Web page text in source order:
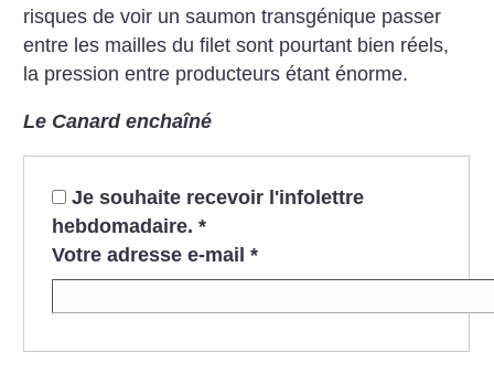
risques de voir un saumon transgénique passer
entre les mailles du filet sont pourtant bien réels,
la pression entre producteurs étant énorme.
Le Canard enchaîné
Je souhaite recevoir l'infolettre
hebdomadaire. *
Votre adresse e-mail *